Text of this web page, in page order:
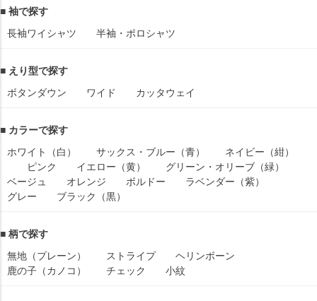
■ 袖で探す
長袖ワイシャツ
半袖・ポロシャツ
■ えり型で探す
ボタンダウン
ワイド カッタウェイ
■ カラーで探す
ホワイト（白）
サックス・ブルー（青）
ネイビー（紺）
ピンク
イエロー（黄）
グリーン・オリーブ（緑）
ベージュ
オレンジ ボルドー
ラベンダー（紫）
グレー
ブラック（黒）
■ 柄で探す
無地（プレーン）
ストライプ
ヘリンボーン
鹿の子（カノコ）
チェック 小紋